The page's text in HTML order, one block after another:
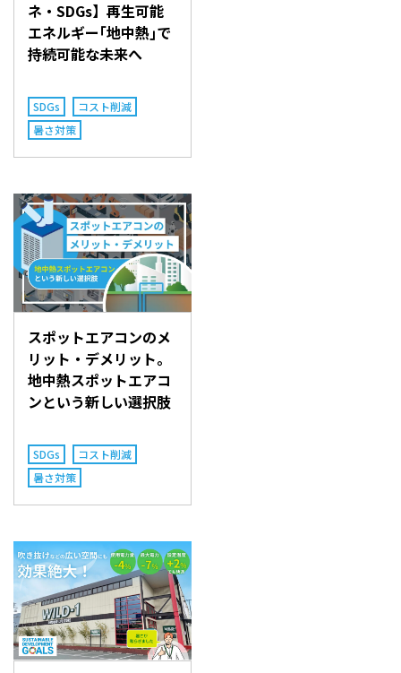
ネ・SDGs】再生可能
エネルギー｢地中熱｣で
持続可能な未来へ
SDGs
コスト削減
暑さ対策
スポットエアコンのメ
リット・デメリット。
地中熱スポットエアコ
ンという新しい選択肢
SDGs
コスト削減
暑さ対策